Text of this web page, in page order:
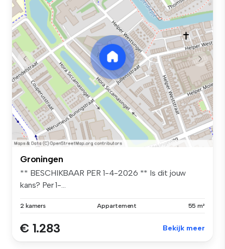
Groningen
** BESCHIKBAAR PER 1-4-2026 ** Is dit jouw
kans? Per 1-...
2 kamers Appartement 55 m²
€ 1.283 Bekijk meer